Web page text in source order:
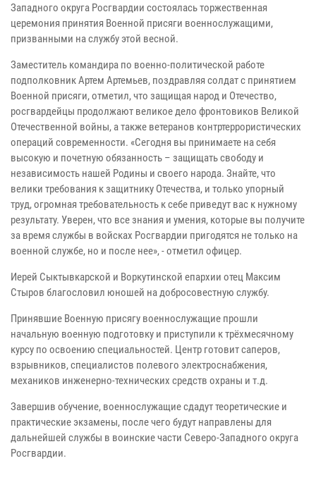
Западного округа Росгвардии состоялась торжественная
церемония принятия Военной присяги военнослужащими,
призванными на службу этой весной.
Заместитель командира по военно-политической работе
подполковник Артем Артемьев, поздравляя солдат с принятием
Военной присяги, отметил, что защищая народ и Отечество,
росгвардейцы продолжают великое дело фронтовиков Великой
Отечественной войны, а также ветеранов контртеррористических
операций современности. «Сегодня вы принимаете на себя
высокую и почетную обязанность – защищать свободу и
независимость нашей Родины и своего народа. Знайте, что
велики требования к защитнику Отечества, и только упорный
труд, огромная требовательность к себе приведут вас к нужному
результату. Уверен, что все знания и умения, которые вы получите
за время службы в войсках Росгвардии пригодятся не только на
военной службе, но и после нее», - отметил офицер.
Иерей Сыктывкарской и Воркутинской епархии отец Максим
Стыров благословил юношей на добросовестную службу.
Принявшие Военную присягу военнослужащие прошли
начальную военную подготовку и приступили к трёхмесячному
курсу по освоению специальностей. Центр готовит саперов,
взрывников, специалистов полевого электроснабжения,
механиков инженерно-технических средств охраны и т.д.
Завершив обучение, военнослужащие сдадут теоретические и
практические экзамены, после чего будут направлены для
дальнейшей службы в воинские части Северо-Западного округа
Росгвардии.